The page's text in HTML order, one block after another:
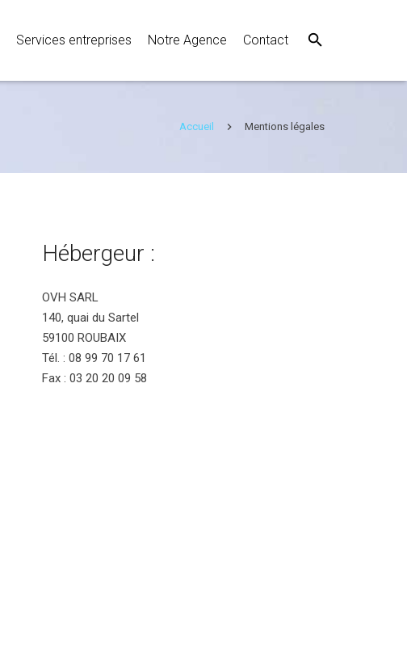
Services entreprises Notre Agence Contact
Accueil Mentions légales
Hébergeur :
OVH SARL
140, quai du Sartel
59100 ROUBAIX
Tél. : 08 99 70 17 61
Fax : 03 20 20 09 58